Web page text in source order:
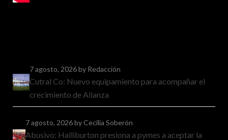
7 agosto, 2026by Redacción
Cutral Co: Nuevo equipamiento para acompañar el
crecimiento de Alianza
7 agosto, 2026by Cecilia Soberón
Abusivo: Halliburton presiona a pymes a aceptar la